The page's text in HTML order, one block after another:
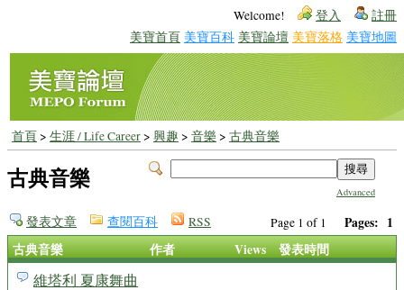
Welcome! 登入 註冊
美寶首頁 美寶百科 美寶論壇 美寶落格 美寶地圖
首頁> 生涯 / Life Career> 興趣 > 音樂 > 古典音樂
Advanced
古典音樂
Page 1 of 1 Pages: 1
發表文章 查閱百科 RSS
古典音樂 作者 Views 發表時間
維塔利 夏康舞曲